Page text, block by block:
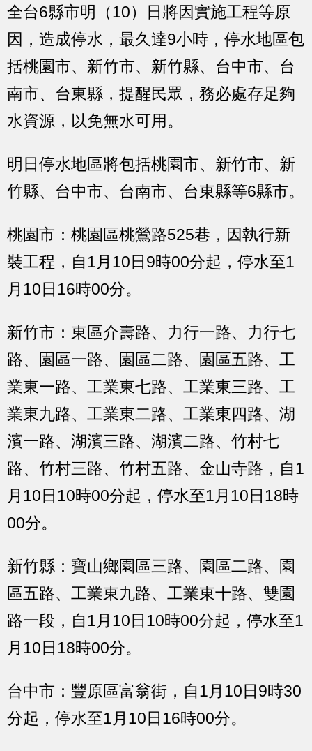
全台6縣市明（10）日將因實施工程等原
因，造成停水，最久達9小時，停水地區包
括桃園市、新竹市、新竹縣、台中市、台
南市、台東縣，提醒民眾，務必處存足夠
水資源，以免無水可用。
明日停水地區將包括桃園市、新竹市、新
竹縣、台中市、台南市、台東縣等6縣市。
桃園市： 桃園區桃鶯路525巷，因執行新
裝工程，自1月10日9時00分起，停水至1
月10日16時00分。
新竹市： 東區介壽路、力行一路、力行七
路、園區一路、園區二路、園區五路、工
業東一路、工業東七路、工業東三路、工
業東九路、工業東二路、工業東四路、湖
濱一路、湖濱三路、湖濱二路、竹村七
路、竹村三路、竹村五路、金山寺路，自1
月10日10時00分起，停水至1月10日18時
00分。
新竹縣： 寶山鄉園區三路、園區二路、園
區五路、工業東九路、工業東十路、雙園
路一段，自1月10日10時00分起，停水至1
月10日18時00分。
台中市： 豐原區富翁街，自1月10日9時30
分起，停水至1月10日16時00分。